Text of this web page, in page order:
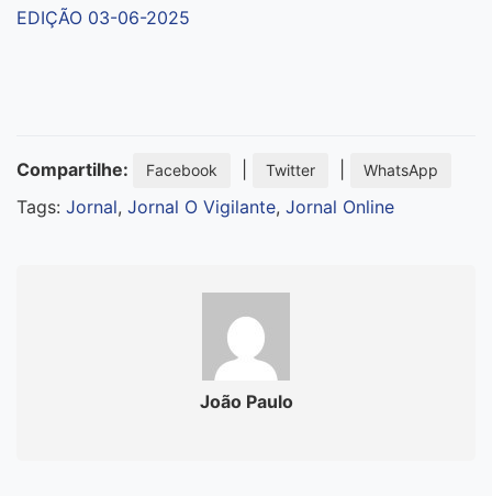
EDIÇÃO 03-06-2025
Compartilhe: Facebook Twitter WhatsApp
Tags: Jornal, Jornal O Vigilante, Jornal Online
João Paulo